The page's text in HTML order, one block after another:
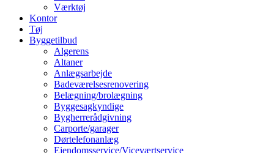
Værktøj
Kontor
Tøj
Byggetilbud
Algerens
Altaner
Anlægsarbejde
Badeværelsesrenovering
Belægning/brolægning
Byggesagkyndige
Bygherrerådgivning
Carporte/garager
Dørtelefonanlæg
Ejendomsservice/Viceværtservice